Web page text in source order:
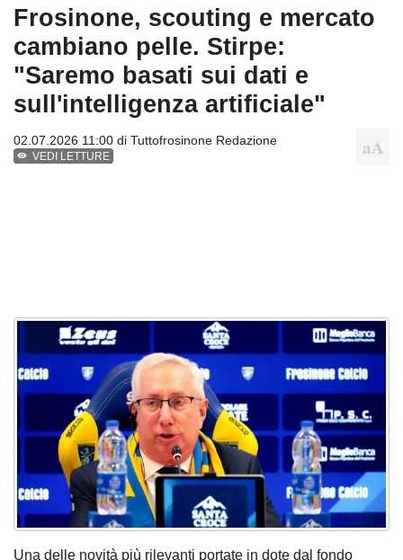
Frosinone, scouting e mercato
cambiano pelle. Stirpe:
"Saremo basati sui dati e
sull'intelligenza artificiale"
02.07.2026 11:00 di Tuttofrosinone Redazione
VEDI LETTURE
Una delle novità più rilevanti portate in dote dal fondo